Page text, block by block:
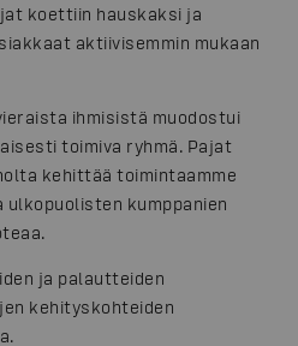
koettiin hauskaksi ja
aktiivisemmin mukaan
ihmisistä muodostui
toimiva ryhmä. Pajat
kehittää toimintaamme
ulkopuolisten kumppanien
ja palautteiden
kehityskohteiden